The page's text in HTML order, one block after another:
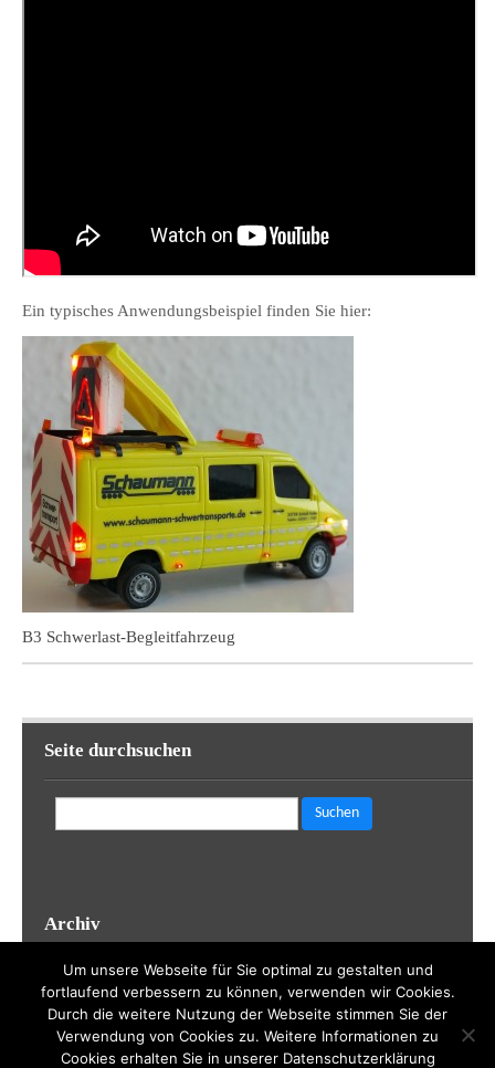
Ein typisches Anwendungsbeispiel finden Sie hier:
B3 Schwerlast-Begleitfahrzeug
Seite durchsuchen
nach:
Archiv
Archiv
Um unsere Webseite für Sie optimal zu gestalten und
fortlaufend verbessern zu können, verwenden wir Cookies.
Durch die weitere Nutzung der Webseite stimmen Sie der
Verwendung von Cookies zu. Weitere Informationen zu
Cookies erhalten Sie in unserer Datenschutzerklärung